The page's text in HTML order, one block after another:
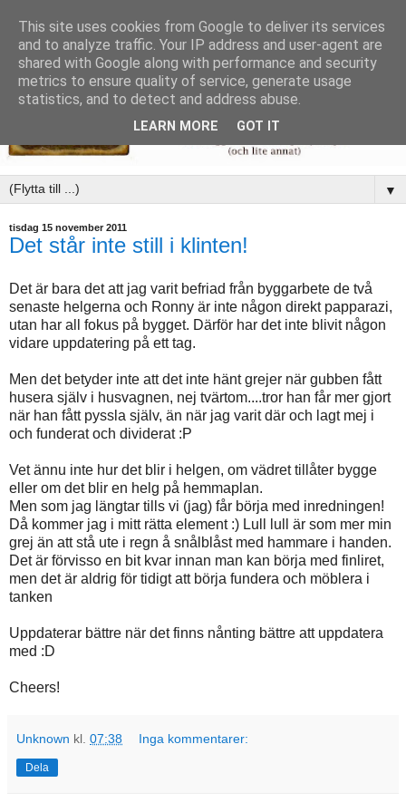
▼
tisdag 15 november 2011
Det står inte still i klinten!
Det är bara det att jag varit befriad från byggarbete de två
senaste helgerna och Ronny är inte någon direkt papparazi,
utan har all fokus på bygget. Därför har det inte blivit någon
vidare uppdatering på ett tag.
Men det betyder inte att det inte hänt grejer när gubben fått
husera själv i husvagnen, nej tvärtom....tror han får mer gjort
när han fått pyssla själv, än när jag varit där och lagt mej i
och funderat och dividerat :P
Vet ännu inte hur det blir i helgen, om vädret tillåter bygge
eller om det blir en helg på hemmaplan.
Men som jag längtar tills vi (jag) får börja med inredningen!
Då kommer jag i mitt rätta element :) Lull lull är som mer min
grej än att stå ute i regn å snålblåst med hammare i handen.
Det är förvisso en bit kvar innan man kan börja med finliret,
men det är aldrig för tidigt att börja fundera och möblera i
tanken
Uppdaterar bättre när det finns nånting bättre att uppdatera
med :D
Cheers!
Unknown kl. 07:38 Inga kommentarer:
Dela
This site uses cookies from Google to deliver its services
and to analyze traffic. Your IP address and user-agent are
shared with Google along with performance and security
metrics to ensure quality of service, generate usage
statistics, and to detect and address abuse.
LEARN MORE GOT IT